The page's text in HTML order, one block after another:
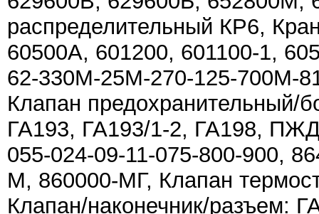
распределительный КР6,
60500А, 601200, 601100-1,
62-330М-25М-270-125-700М-
Клапан предохранительный/
ГА193, ГА193/1-2, ГА198,
055-024-09-11-075-800-900,
М, 860000-МГ, Клапан
Клапан/наконечник/разъем: